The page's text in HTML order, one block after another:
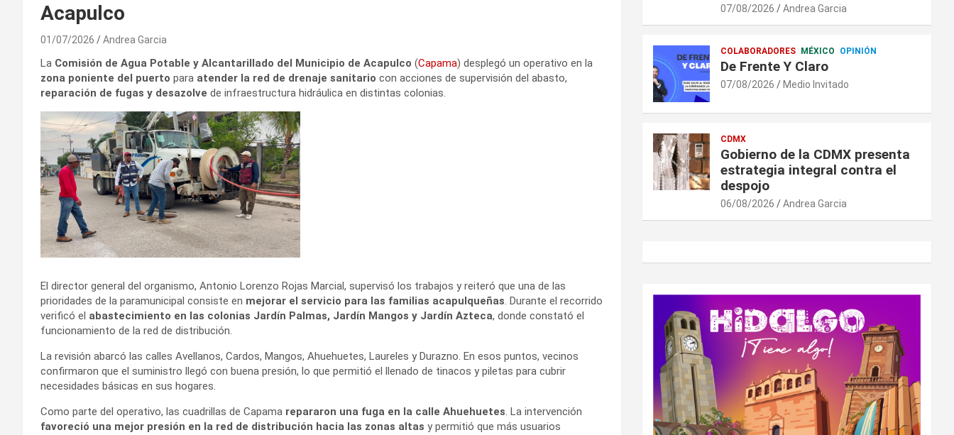
Acapulco
01/07/2026 Andrea Garcia
La Comisión de Agua Potable y Alcantarillado del Municipio de Acapulco (Capama) desplegó un operativo en la
zona poniente del puerto para atender la red de drenaje sanitario con acciones de supervisión del abasto,
reparación de fugas y desazolve de infraestructura hidráulica en distintas colonias.
El director general del organismo, Antonio Lorenzo Rojas Marcial, supervisó los trabajos y reiteró que una de las
prioridades de la paramunicipal consiste en mejorar el servicio para las familias acapulqueñas . Durante el recorrido
verificó el abastecimiento en las colonias Jardín Palmas, Jardín Mangos y Jardín Azteca, donde constató el
funcionamiento de la red de distribución.
La revisión abarcó las calles Avellanos, Cardos, Mangos, Ahuehuetes, Laureles y Durazno. En esos puntos, vecinos
confirmaron que el suministro llegó con buena presión, lo que permitió el llenado de tinacos y piletas para cubrir
necesidades básicas en sus hogares.
Como parte del operativo, las cuadrillas de Capama repararon una fuga en la calle Ahuehuetes . La intervención
favoreció una mejor presión en la red de distribución hacia las zonas altas y permitió que más usuarios
07/08/2026 Andrea Garcia
COLABORADORES MÉXICO OPINIÓN
De Frente Y Claro
07/08/2026 Medio Invitado
CDMX
Gobierno de la CDMX presenta
estrategia integral contra el
despojo
06/08/2026 Andrea Garcia